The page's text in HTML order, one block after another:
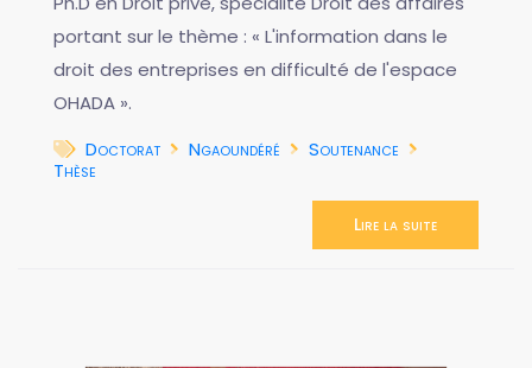
portant sur le thème : « L'information dans le
droit des entreprises en difficulté de l'espace
OHADA ».
Doctorat
Ngaoundéré
Soutenance
Thèse
Lire la suite